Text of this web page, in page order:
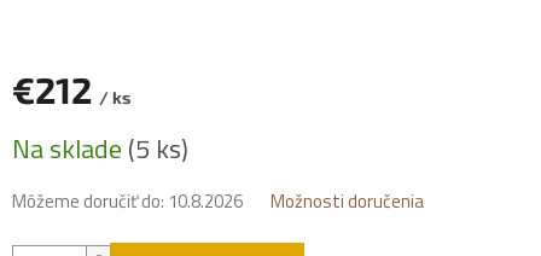
€212 / ks
cena:
Na sklade (5 ks)
Môžeme doručiť do: 10.8.2026 Možnosti doručenia